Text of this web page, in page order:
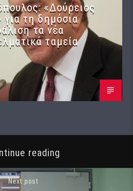
«Δούρειος
για τη δημόσια
τα νέα
ταμεία
reading
Next post